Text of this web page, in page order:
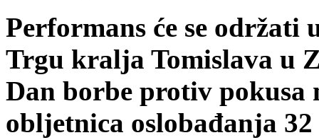
Performans će se održati
Trgu kralja Tomislava u
Dan borbe protiv
obljetnica oslobađanja